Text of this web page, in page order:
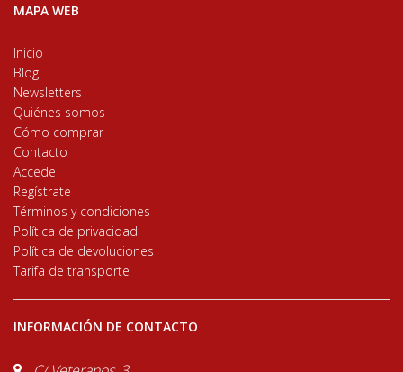
MAPA WEB
Inicio
Blog
Newsletters
Quiénes somos
Cómo comprar
Contacto
Accede
Regístrate
Términos y condiciones
Política de privacidad
Política de devoluciones
Tarifa de transporte
INFORMACIÓN DE CONTACTO